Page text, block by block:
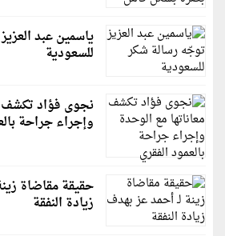
ياسمين عبد
للسعودية
نجوى فؤاد تكشف
وإجراء جراحة
حقيقة مقاضاة
زيادة النفقة